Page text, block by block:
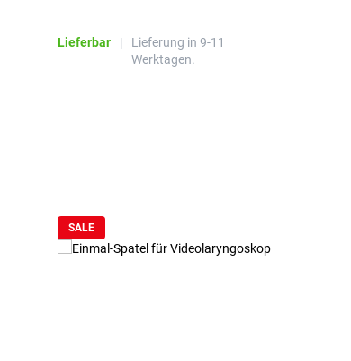
Lieferbar |
Lieferung in 9-11
Werktagen.
SALE